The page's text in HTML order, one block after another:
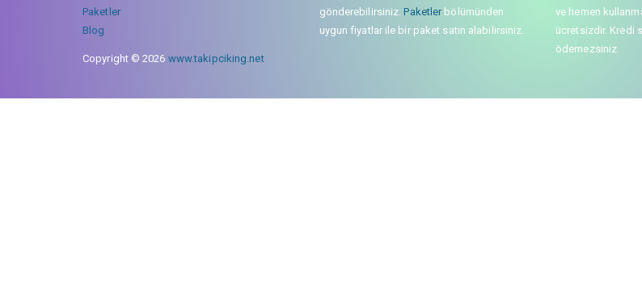
Paketler
Blog
Copyright © 2026 www.takipciking.net
gönderebilirsiniz.Paketlerbölümünden
uygun fiyatlar ile bir paket satın alabilirsiniz.
ve hemen
ücretsizdir. Kredi
ödemezsiniz.